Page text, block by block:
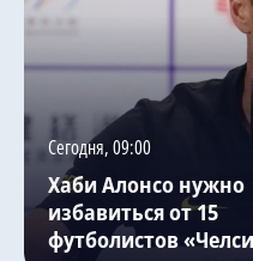
Сегодня, 09:00
Хаби Алонсо нужно
избавиться от 15
футболистов